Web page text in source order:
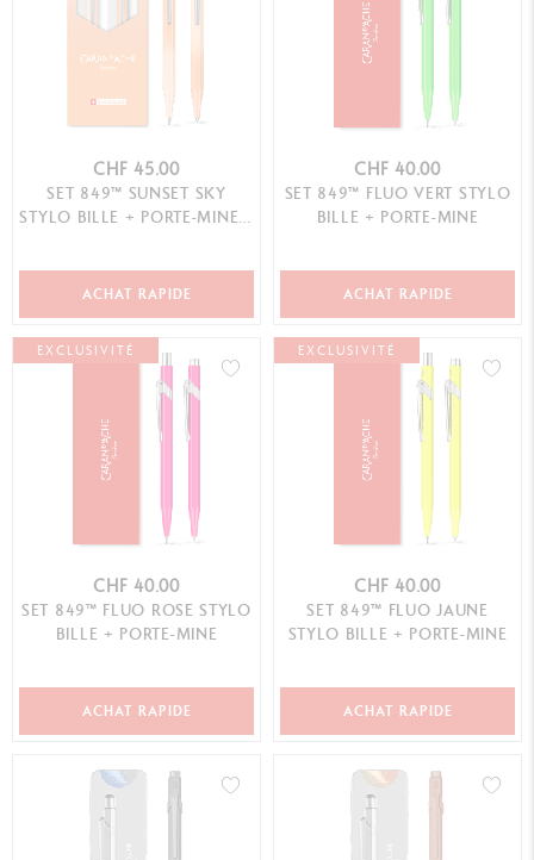
CHF 45.00
SET 849™ SUNSET SKY
STYLO BILLE + PORTE-MINE –
ACHAT RAPIDE
CHF 40.00
SET 849™ FLUO VERT STYLO
BILLE + PORTE-MINE
ACHAT RAPIDE
EXCLUSIVITÉ
CHF 40.00
SET 849™ FLUO ROSE STYLO
BILLE + PORTE-MINE
ACHAT RAPIDE
EXCLUSIVITÉ
CHF 40.00
SET 849™ FLUO JAUNE
STYLO BILLE + PORTE-MINE
ACHAT RAPIDE